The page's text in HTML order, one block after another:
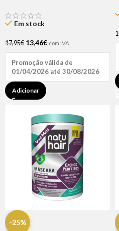
Em stock
17,95€ 13,46€ com IVA
Promoção válida de
01/04/2026 até 30/08/2026
Adicionar
-25%